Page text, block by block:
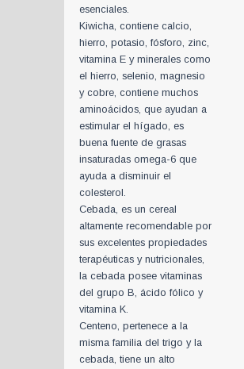
esenciales.
Kiwicha, contiene calcio,
hierro, potasio, fósforo, zinc,
vitamina E y minerales como
el hierro, selenio, magnesio
y cobre, contiene muchos
aminoácidos, que ayudan a
estimular el hígado, es
buena fuente de grasas
insaturadas omega-6 que
ayuda a disminuir el
colesterol.
Cebada, es un cereal
altamente recomendable por
sus excelentes propiedades
terapéuticas y nutricionales,
la cebada posee vitaminas
del grupo B, ácido fólico y
vitamina K.
Centeno, pertenece a la
misma familia del trigo y la
cebada, tiene un alto